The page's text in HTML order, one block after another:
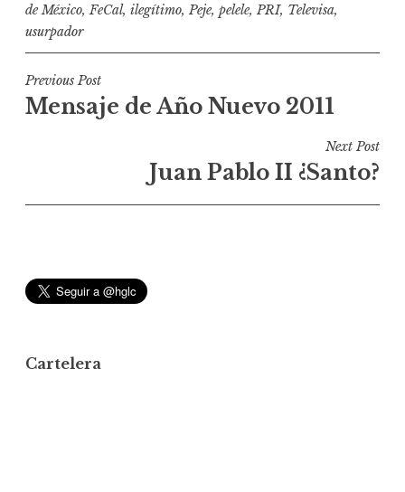
de México,FeCal, ilegítimo, Peje, pelele, PRI, Televisa,
usurpador
N
a
ó
e
Previous Post
Mensaje de Año Nuevo 2011
Next Post
Juan Pablo II ¿Santo?
Cartelera